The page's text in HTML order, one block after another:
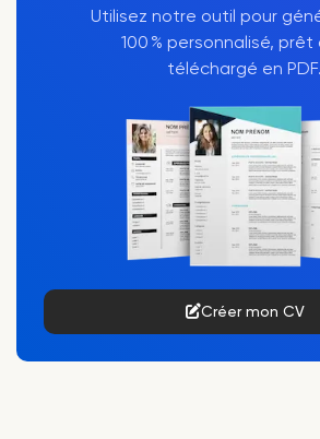
Utilisez notre outil pour
100 % personnalisé,
téléchargé en PDF.
Créer mon CV